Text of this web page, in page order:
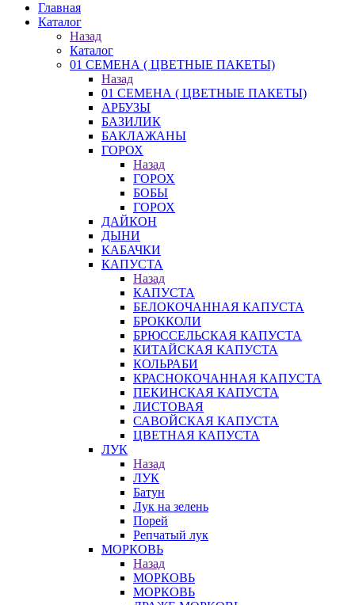
Главная
Каталог
Назад
Каталог
01 СЕМЕНА ( ЦВЕТНЫЕ ПАКЕТЫ)
Назад
01 СЕМЕНА ( ЦВЕТНЫЕ ПАКЕТЫ)
АРБУЗЫ
БАЗИЛИК
БАКЛАЖАНЫ
ГОРОХ
Назад
ГОРОХ
БОБЫ
ГОРОХ
ДАЙКОН
ДЫНИ
КАБАЧКИ
КАПУСТА
Назад
КАПУСТА
БЕЛОКОЧАННАЯ КАПУСТА
БРОККОЛИ
БРЮССЕЛЬСКАЯ КАПУСТА
КИТАЙСКАЯ КАПУСТА
КОЛЬРАБИ
КРАСНОКОЧАННАЯ КАПУСТА
ПЕКИНСКАЯ КАПУСТА
ЛИСТОВАЯ
САВОЙСКАЯ КАПУСТА
ЦВЕТНАЯ КАПУСТА
ЛУК
Назад
ЛУК
Батун
Лук на зелень
Порей
Репчатый лук
МОРКОВЬ
Назад
МОРКОВЬ
МОРКОВЬ